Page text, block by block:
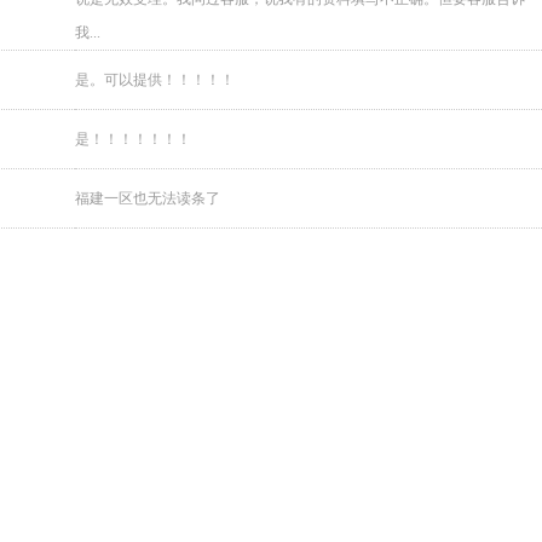
我...
是。可以提供！！！！！
是！！！！！！！
福建一区也无法读条了